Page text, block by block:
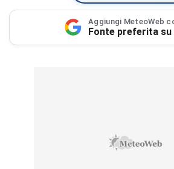
Aggiungi MeteoWeb
Fonte preferita su